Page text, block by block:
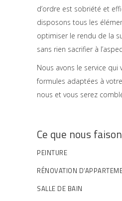
d’ordre est sobriété et
disposons tous les
optimiser le rendu de la
sans rien sacrifier à
Nous avons le service qui
formules adaptées à
nous et vous serez
Ce que nous
PEINTURE
RÉNOVATION
SALLE DE BAIN